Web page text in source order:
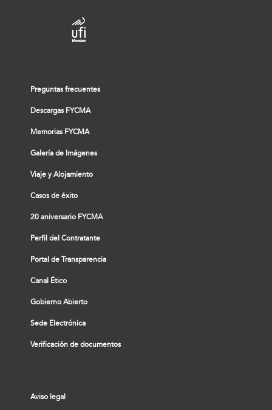
Preguntas frecuentes
Descargas FYCMA
Memorias FYCMA
Galería de Imágenes
Viaje y Alojamiento
Casos de éxito
20 aniversario FYCMA
Perfil del Contratante
Portal de Transparencia
Canal Ético
Gobierno Abierto
Sede Electrónica
Verificación de documentos
Aviso legal